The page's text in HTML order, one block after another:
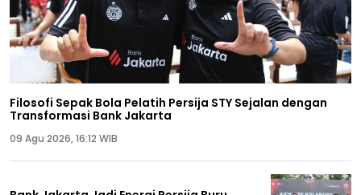
Filosofi Sepak Bola Pelatih Persija STY Sejalan dengan
Transformasi Bank Jakarta
09 Agu 2026, 16:12 WIB